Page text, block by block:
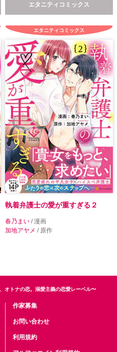
エタニティコミックス
エタニティコミックス
執着弁護士の愛が重すぎる２
春乃まい / 漫画
加地アヤメ / 原作
オトナの恋。溺愛主義の恋愛レーベル〜
作家募集
お問い合わせ
利用規約